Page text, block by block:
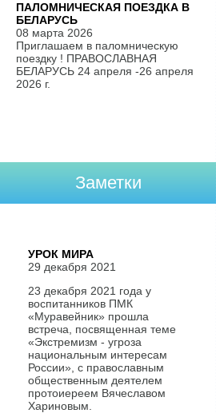
ПАЛОМНИЧЕСКАЯ ПОЕЗДКА В
БЕЛАРУСЬ
08 марта 2026
Приглашаем в паломническую
поездку ! ПРАВОСЛАВНАЯ
БЕЛАРУСЬ 24 апреля -26 апреля
2026 г.
Заметки
УРОК МИРА
29 декабря 2021
23 декабря 2021 года у
воспитанников ПМК
«Муравейник» прошла
встреча, посвященная теме
«Экстремизм - угроза
национальным интересам
России», с православным
общественным деятелем
протоиереем Вячеславом
Хариновым.